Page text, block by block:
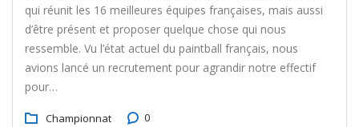
qui réunit les 16 meilleures équipes françaises, mais aussi
d’être présent et proposer quelque chose qui nous
ressemble. Vu l’état actuel du paintball français, nous
avions lancé un recrutement pour agrandir notre effectif
pour…
Championnat 0